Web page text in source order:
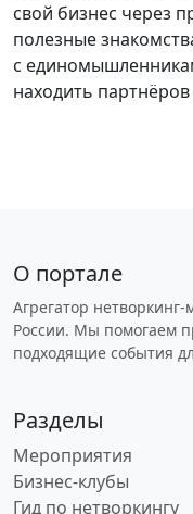
свой бизнес через
полезные
с
находить
О портале
Агрегатор
России. Мы помогаем
подходящие события
Разделы
Мероприятия
Бизнес-клубы
Гид по нетворкингу